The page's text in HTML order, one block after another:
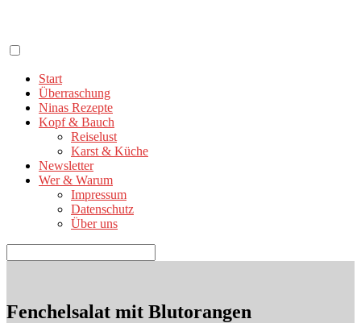
springen
Start
Überraschung
Ninas Rezepte
Kopf & Bauch
Reiselust
Karst & Küche
Newsletter
Wer & Warum
Impressum
Datenschutz
Über uns
nach:
Fenchelsalat mit Blutorangen